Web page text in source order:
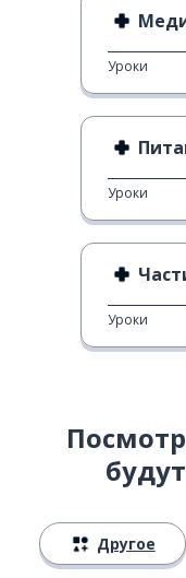
Уроки
Уроки
Уроки
Другое